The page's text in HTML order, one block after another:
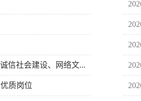
信社会建设、网络文...
质岗位